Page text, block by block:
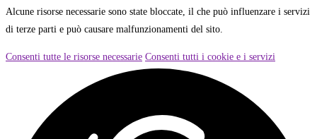
Alcune risorse necessarie sono state bloccate, il che può influenzare i servizi
di terze parti e può causare malfunzionamenti del sito.
Consenti tutte le risorse necessarie Consenti tutti i cookie e i servizi